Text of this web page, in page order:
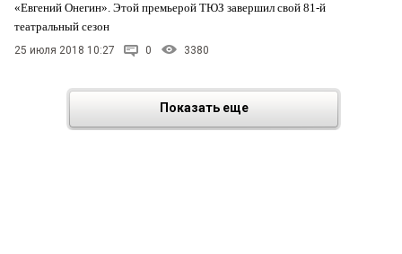
«Евгений Онегин». Этой премьерой ТЮЗ завершил свой 81-й
театральный сезон
25 июля 2018 10:27 0 3380
Показать еще